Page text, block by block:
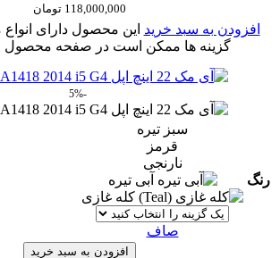
118,000,000 تومان
افزودن به سبد خرید این محصول دارای
گزینه ها ممکن است در صفحه محصول
-5%
رنگ
سبز تیره
قرمز
نارنجی
آبی تیره
کله غازی
صاف
افزودن به سبد خرید